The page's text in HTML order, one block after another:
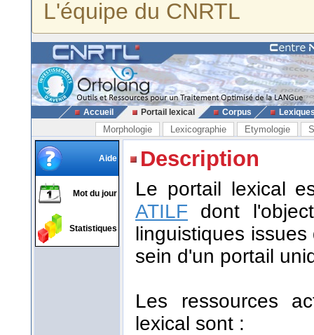
L'équipe du CNRTL
Accueil Portail lexical Corpus
Morphologie Lexicographie Etymologie
Aide
Mot du jour
Statistiques
Description
Le portail lexical
ATILF dont
linguistiques
sein d'un portail
Les ressources
lexical sont :